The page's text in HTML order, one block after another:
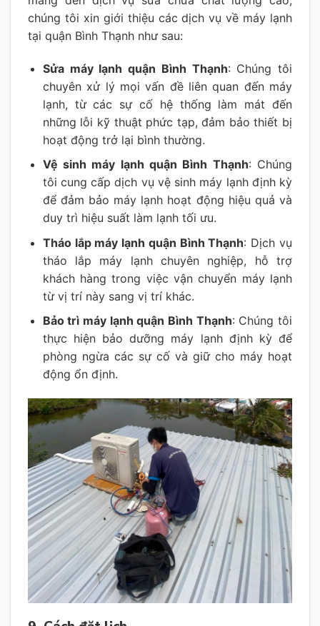
chúng tôi xin giới thiệu các dịch vụ về máy lạnh
tại quận Bình Thạnh như sau:
Sửa máy lạnh quận Bình Thạnh: Chúng tôi
chuyên xử lý mọi vấn đề liên quan đến máy
lạnh, từ các sự cố hệ thống làm mát đến
những lỗi kỹ thuật phức tạp, đảm bảo thiết bị
hoạt động trở lại bình thường.
Vệ sinh máy lạnh quận Bình Thạnh: Chúng
tôi cung cấp dịch vụ vệ sinh máy lạnh định kỳ
để đảm bảo máy lạnh hoạt động hiệu quả và
duy trì hiệu suất làm lạnh tối ưu.
Tháo lắp máy lạnh quận Bình Thạnh: Dịch vụ
tháo lắp máy lạnh chuyên nghiệp, hỗ trợ
khách hàng trong việc vận chuyển máy lạnh
từ vị trí này sang vị trí khác.
Bảo trì máy lạnh quận Bình Thạnh: Chúng tôi
thực hiện bảo dưỡng máy lạnh định kỳ để
phòng ngừa các sự cố và giữ cho máy hoạt
động ổn định.